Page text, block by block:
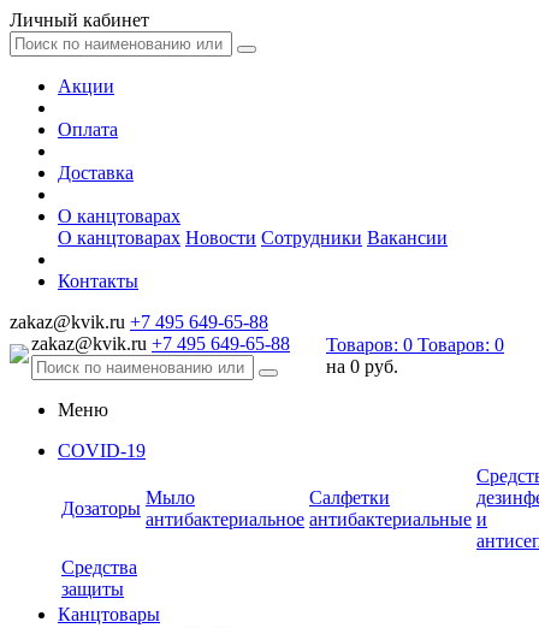
Личный кабинет
Акции
Оплата
Доставка
О канцтоварах
О канцтоварах Новости Сотрудники Вакансии
Контакты
zakaz@kvik.ru +7 495 649-65-88
zakaz@kvik.ru +7 495 649-65-88 Товаров: 0 Товаров: 0
на 0 руб.
Меню
COVID-19
Дозаторы
Мыло
антибактериальное
Салфетки
антибактериальные и
Средства
защиты
Канцтовары